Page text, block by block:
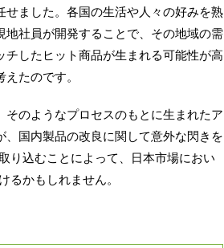
せました。各国の生活や人々の好みを熟
地社員が開発することで、その地域の需
チしたヒット商品が生まれる可能性が高
えたのです。
そのようなプロセスのもとに生まれたア
、国内製品の改良に関して意外な閃きを
り込むことによって、日本市場におい
かもしれません。